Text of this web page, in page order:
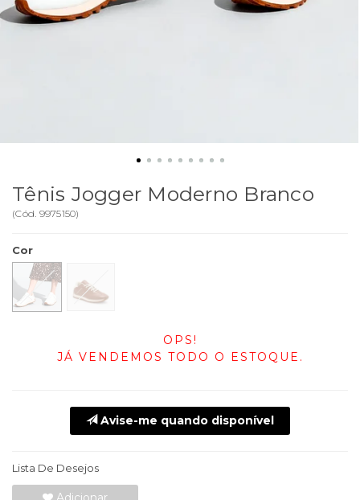
Tênis Jogger Moderno Branco
(Cód. 9975150)
Cor
OPS!
JÁ VENDEMOS TODO O ESTOQUE.
Avise-me quando disponível
Lista De Desejos